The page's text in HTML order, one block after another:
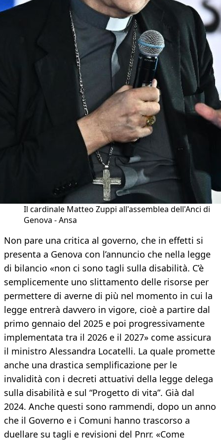
Il cardinale Matteo Zuppi all'assemblea dell'Anci di
Genova - Ansa
Non pare una critica al governo, che in effetti si
presenta a Genova con l’annuncio che nella legge
di bilancio «non ci sono tagli sulla disabilità. C’è
semplicemente uno slittamento delle risorse per
permettere di averne di più nel momento in cui la
legge entrerà davvero in vigore, cioè a partire dal
primo gennaio del 2025 e poi progressivamente
implementata tra il 2026 e il 2027» come assicura
il ministro Alessandra Locatelli. La quale promette
anche una drastica semplificazione per le
invalidità con i decreti attuativi della legge delega
sulla disabilità e sul “Progetto di vita”. Già dal
2024. Anche questi sono rammendi, dopo un anno
che il Governo e i Comuni hanno trascorso a
duellare su tagli e revisioni del Pnrr. «Come